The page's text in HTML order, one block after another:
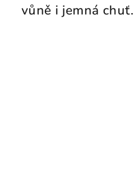
vůně i jemná chuť.